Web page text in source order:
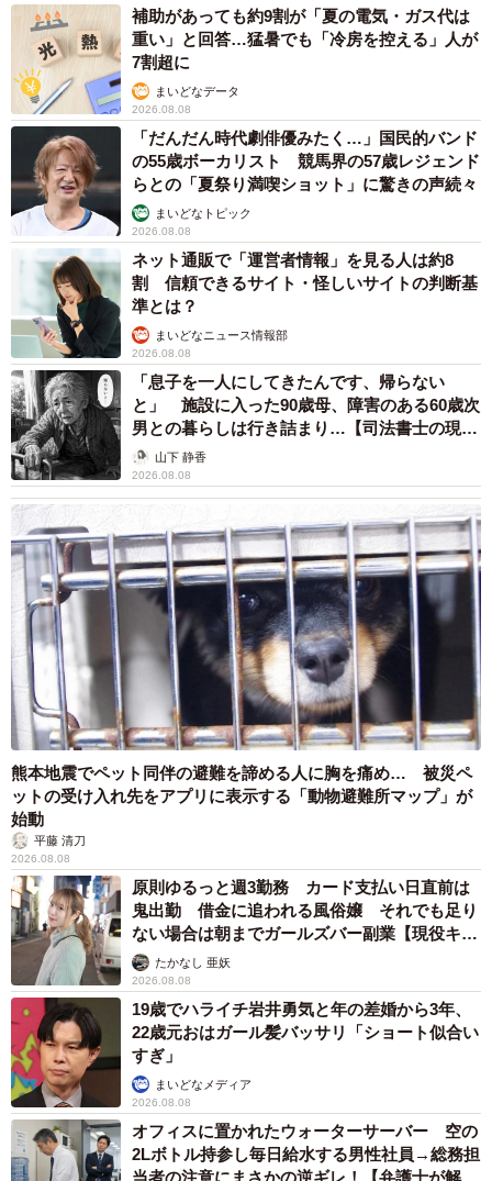
補助があっても約9割が「夏の電気・ガス代は
重い」と回答…猛暑でも「冷房を控える」人が
7割超に
まいどなデータ
2026.08.08
「だんだん時代劇俳優みたく…」国民的バンド
の55歳ボーカリスト 競馬界の57歳レジェンド
らとの「夏祭り満喫ショット」に驚きの声続々
まいどなトピック
2026.08.08
ネット通販で「運営者情報」を見る人は約8
割 信頼できるサイト・怪しいサイトの判断基
準とは？
まいどなニュース情報部
2026.08.08
「息子を一人にしてきたんです、帰らない
と」 施設に入った90歳母、障害のある60歳次
男との暮らしは行き詰まり…【司法書士の現場
から】山下 静香
2026.08.08
熊本地震でペット同伴の避難を諦める人に胸を痛め… 被災ペ
ットの受け入れ先をアプリに表示する「動物避難所マップ」が
始動
平藤 清刀
2026.08.08
原則ゆるっと週3勤務 カード支払い日直前は
鬼出勤 借金に追われる風俗嬢 それでも足り
ない場合は朝までガールズバー副業【現役キャ
ストに取材】
たかなし 亜妖
2026.08.08
19歳でハライチ岩井勇気と年の差婚から3年、
22歳元おはガール髪バッサリ「ショート似合い
すぎ」
まいどなメディア
2026.08.08
オフィスに置かれたウォーターサーバー 空の
2Lボトル持参し毎日給水する男性社員→総務担